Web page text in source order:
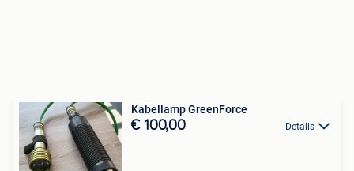
Kabellamp GreenForce
€ 100,00 Details